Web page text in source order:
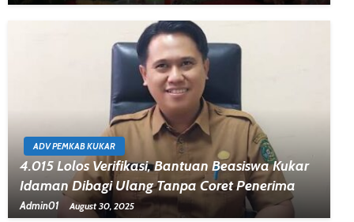
ADV PEMKAB KUKAR
4.015 Lolos Verifikasi, Bantuan Beasiswa Kukar
Idaman Dibagi Ulang Tanpa Coret Penerima
Admin01 August 30, 2025